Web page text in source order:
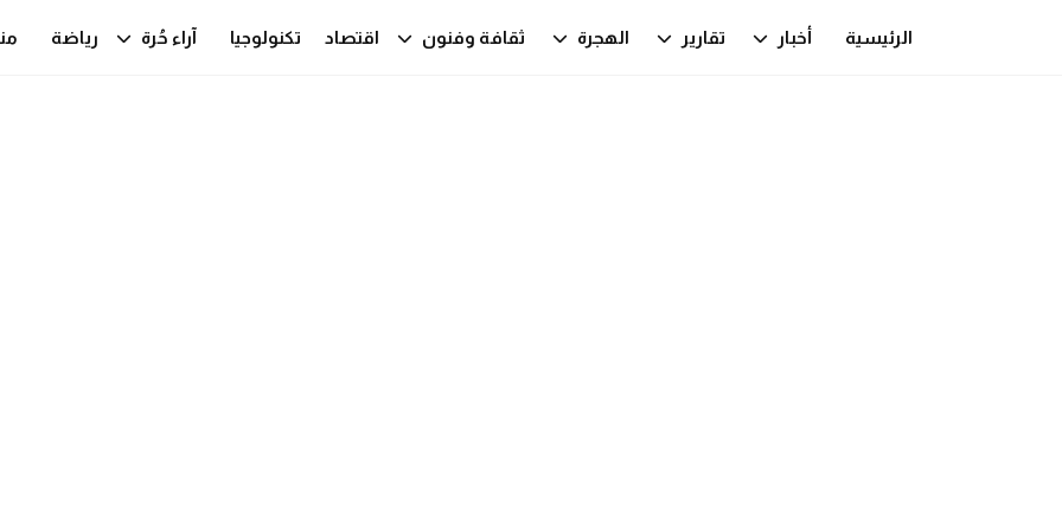
الرئيسية أخبار تقارير الهجرة ثقافة وفنون اقتصاد تكنولوجيا آراء حُرة رياضة